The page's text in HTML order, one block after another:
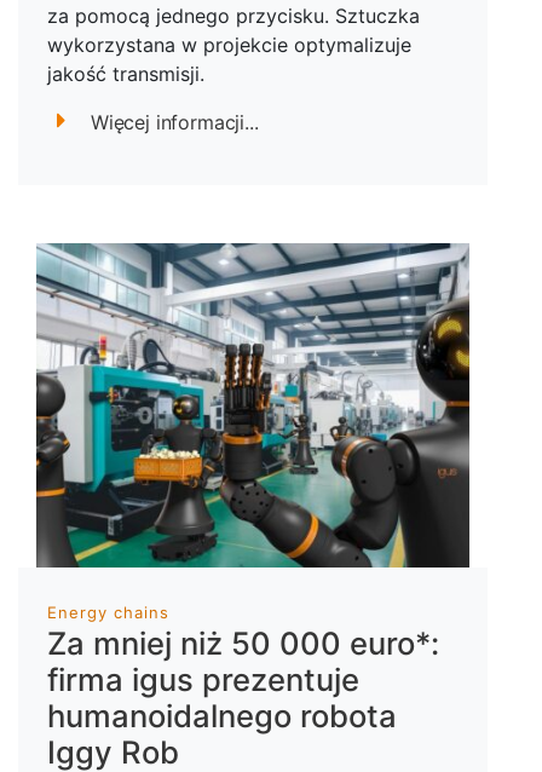
za pomocą jednego przycisku. Sztuczka
wykorzystana w projekcie optymalizuje
jakość transmisji.
Więcej informacji...
Energy chains
Za mniej niż 50 000 euro*:
firma igus prezentuje
humanoidalnego robota
Iggy Rob